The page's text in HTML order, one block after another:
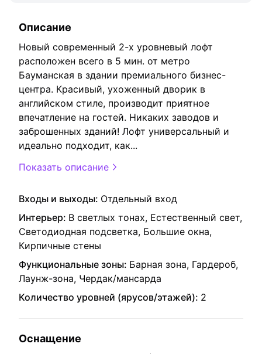
Описание
Новый современный 2-х уровневый лофт
расположен всего в 5 мин. от метро
Бауманская в здании премиального бизнес-
центра. Красивый, ухоженный дворик в
английском стиле, производит приятное
впечатление на гостей. Никаких заводов и
заброшенных зданий! Лофт универсальный и
идеально подходит, как...
Показать описание
Входы и выходы: Отдельный вход
Интерьер: В светлых тонах, Естественный свет,
Светодиодная подсветка, Большие окна,
Кирпичные стены
Функциональные зоны: Барная зона, Гардероб,
Лаунж-зона, Чердак/мансарда
Количество уровней (ярусов/этажей): 2
Оснащение